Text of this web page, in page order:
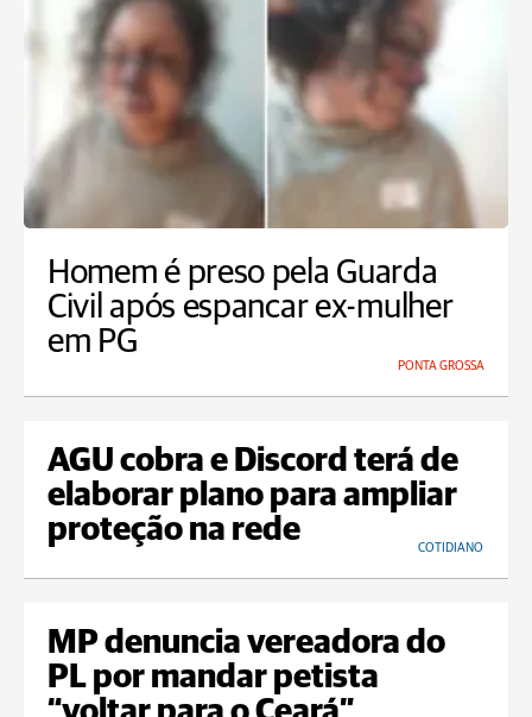
Homem é preso pela Guarda
Civil após espancar ex-mulher
em PG
PONTA GROSSA
AGU cobra e Discord terá de
elaborar plano para ampliar
proteção na rede
COTIDIANO
MP denuncia vereadora do
PL por mandar petista